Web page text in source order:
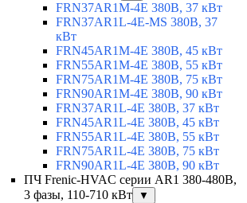
FRN37AR1M-4E 380В, 37 кВт
FRN37AR1L-4E-MS 380В, 37
кВт
FRN45AR1M-4E 380В, 45 кВт
FRN55AR1M-4E 380В, 55 кВт
FRN75AR1M-4E 380В, 75 кВт
FRN90AR1M-4E 380В, 90 кВт
FRN37AR1L-4E 380В, 37 кВт
FRN45AR1L-4E 380В, 45 кВт
FRN55AR1L-4E 380В, 55 кВт
FRN75AR1L-4E 380В, 75 кВт
FRN90AR1L-4E 380В, 90 кВт
ПЧ Frenic-HVAC серии AR1 380-480В,
3 фазы, 110-710 кВт
▼